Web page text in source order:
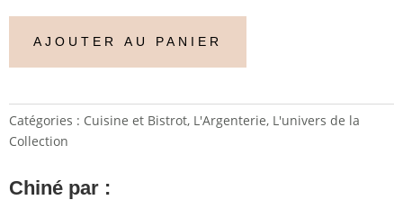
AJOUTER AU PANIER
Catégories : Cuisine et Bistrot, L'Argenterie, L'univers de la
Collection
Chiné par :